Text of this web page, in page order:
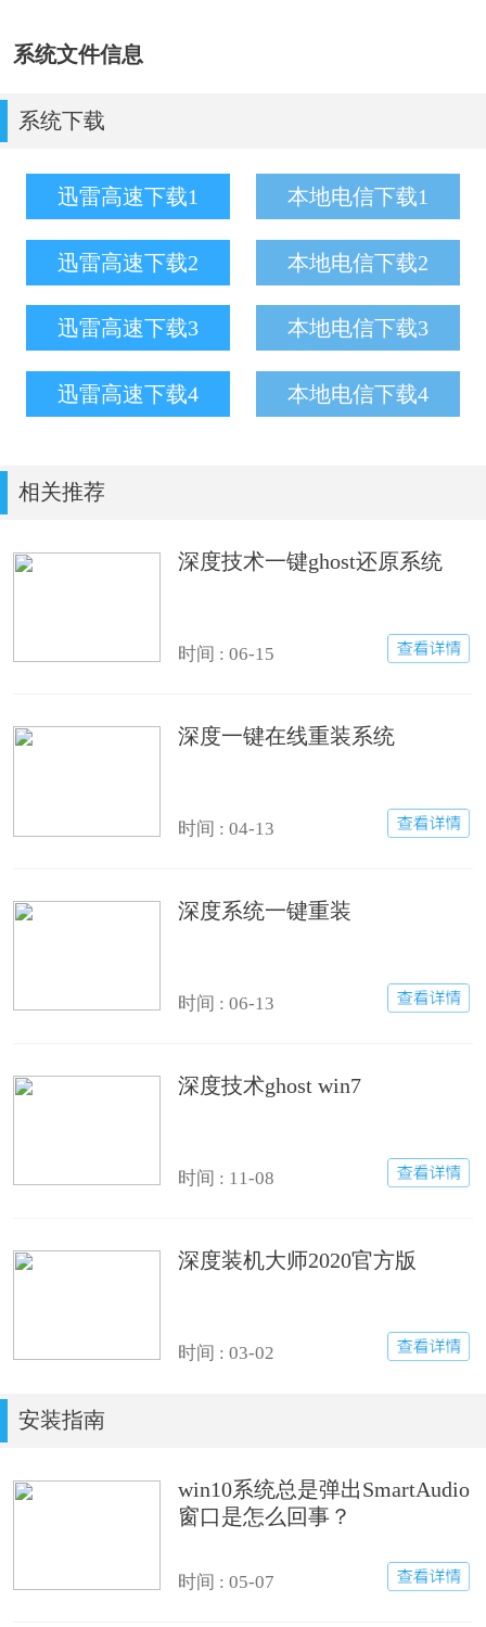
系统文件信息
系统下载
迅雷高速下载1
迅雷高速下载2
迅雷高速下载3
迅雷高速下载4
本地电信下载1
本地电信下载2
本地电信下载3
本地电信下载4
相关推荐
深度技术一键ghost还原系统
时间 : 06-15
深度一键在线重装系统
时间 : 04-13
深度系统一键重装
时间 : 06-13
深度技术ghost win7
时间 : 11-08
深度装机大师2020官方版
时间 : 03-02
安装指南
win10系统总是弹出SmartAudio
窗口是怎么回事？
时间 : 05-07